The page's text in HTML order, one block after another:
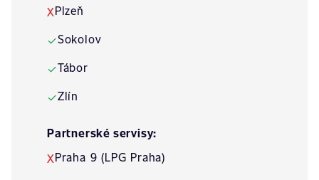
XPlzeň
✓Sokolov
✓Tábor
✓Zlín
Partnerské servisy:
XPraha 9 (LPG Praha)